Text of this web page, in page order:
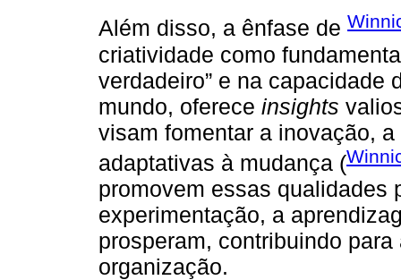
Além disso, a ênfase de
criatividade como
verdadeiro” e na capacidade
mundo, oferece insights
visam fomentar a inovação,
adaptativas à mudança (
promovem essas qualidades
experimentação, a
prosperam, contribuindo
organização.